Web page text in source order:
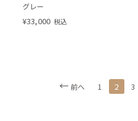
グレー
¥33,000 税込
前へ 1 2 3